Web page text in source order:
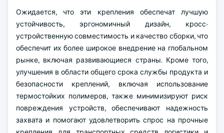
Ожидается, что эти крепления обеспечат лучшую
устойчивость, эргономичный дизайн, кросс-
устройственную совместимость и качество сборки, что
обеспечит их более широкое внедрение на глобальном
рынке, включая развивающиеся страны. Кроме того,
улучшения в области общего срока службы продукта и
безопасности креплений, включая использование
термостойких полимеров, также минимизируют риск
повреждения устройств, обеспечивают надежность
захвата и помогают удовлетворить спрос на прочные